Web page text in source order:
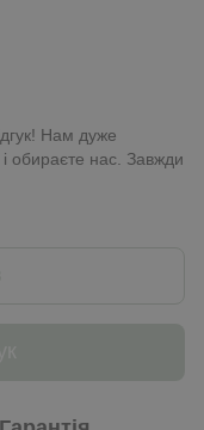
Нам дуже
обираєте нас. Завжди